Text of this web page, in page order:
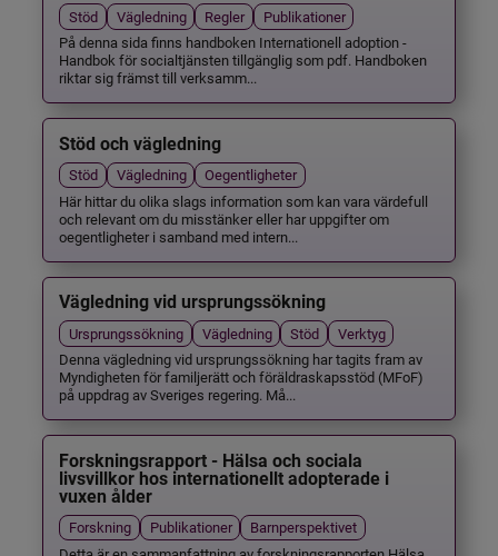
Stöd Vägledning Regler
Publikationer
På denna sida finns handboken Internationell adoption -
Handbok för socialtjänsten tillgänglig som pdf. Handboken
riktar sig främst till verksamm...
Stöd och vägledning
Stöd Vägledning
Oegentligheter
Här hittar du olika slags information som kan vara värdefull
och relevant om du misstänker eller har uppgifter om
oegentligheter i samband med intern...
Vägledning vid ursprungssökning
Ursprungssökning Vägledning Stöd
Verktyg
Denna vägledning vid ursprungssökning har tagits fram av
Myndigheten för familjerätt och föräldraskapsstöd (MFoF)
på uppdrag av Sveriges regering. Må...
Forskningsrapport - Hälsa och sociala
livsvillkor hos internationellt adopterade i
vuxen ålder
Forskning Publikationer
Barnperspektivet